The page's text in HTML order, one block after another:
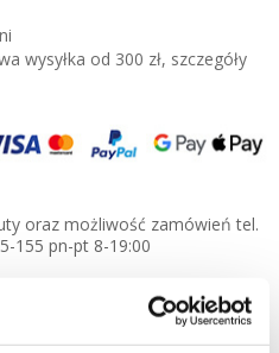
wysyłka od 300 zł, szczegóły
oraz możliwość zamówień tel.
155 pn-pt 8-19:00